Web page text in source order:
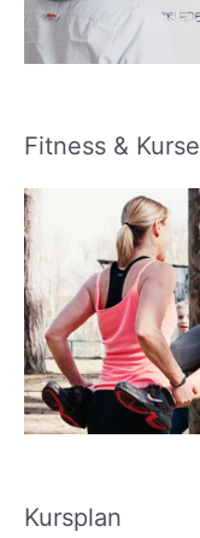
Fitness & Kurse
Kursplan